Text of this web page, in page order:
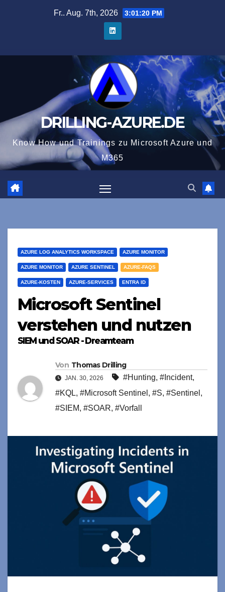
Fr.. Aug. 7th, 2026 3:01:21 PM
DRILLING-AZURE.DE
Know How und Trainings zu Microsoft Azure und
M365
AZURE LOG ANALYTICS WORKSPACE AZURE MONITOR
AZURE MONITOR AZURE SENTINEL AZURE-FAQS
AZURE-KOSTEN AZURE-SERVICES ENTRA ID
Microsoft Sentinel
verstehen und nutzen
SIEM und SOAR - Dreamteam
Von Thomas Drilling
JAN. 30, 2026 #Hunting, #Incident,
#KQL, #Microsoft Sentinel , #S, #Sentinel ,
#SIEM, #SOAR, #Vorfall